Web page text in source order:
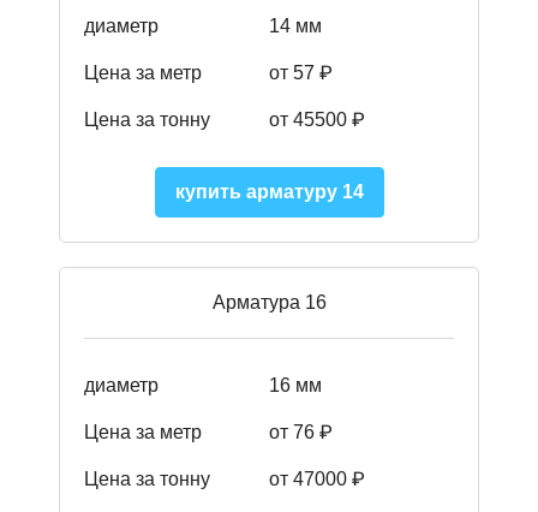
диаметр 14 мм
Цена за метр от 57 ₽
Цена за тонну от 45500 ₽
купить арматуру 14
Арматура 16
диаметр 16 мм
Цена за метр от 76 ₽
Цена за тонну от 47000 ₽